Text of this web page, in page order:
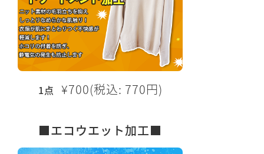
1点 ¥700(税込: 770円)
■エコウエット加工■